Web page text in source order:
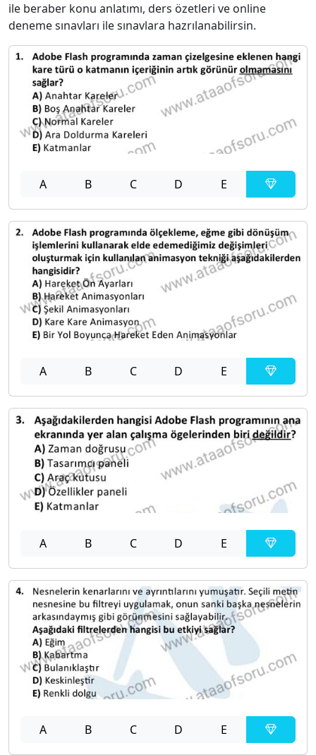
ile beraber konu anlatımı, ders özetleri ve online
deneme sınavları ile sınavlara hazrılanabilirsin.
A B C D E
A B C D E
A B C D E
A B C D E